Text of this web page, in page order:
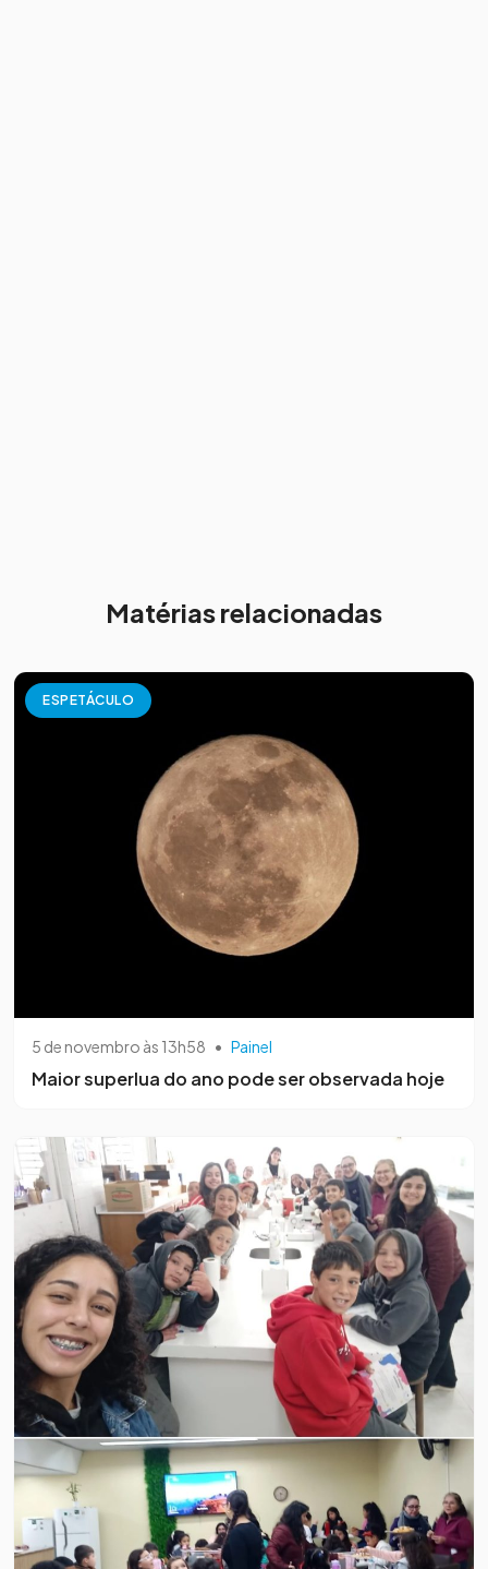
Matérias relacionadas
ESPETÁCULO
5 de novembro às 13h58 • Painel
Maior superlua do ano pode ser observada hoje